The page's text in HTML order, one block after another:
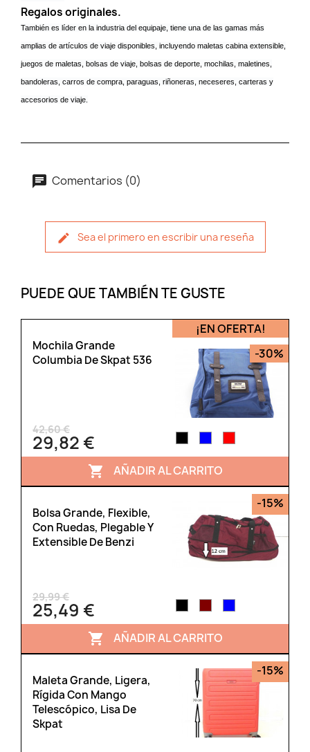
Regalos originales.
También es líder en la industria del equipaje, tiene una de las gamas más
amplias de artículos de viaje disponibles, incluyendo maletas cabina extensible,
juegos de maletas, bolsas de viaje, bolsas de deporte, mochilas, maletines,
bandoleras, carros de compra, paraguas, riñoneras, neceseres, carteras y
accesorios de viaje.
Comentarios (0)
Sea el primero en escribir una reseña
PUEDE QUE TAMBIÉN TE GUSTE
Mochila Grande
Columbia De Skpat 536
42,60 €
29,82 €
¡EN OFERTA!
-30%
 AÑADIR AL CARRITO
Bolsa Grande, Flexible,
Con Ruedas, Plegable Y
Extensible De Benzi
29,99 €
25,49 €
-15%
 AÑADIR AL CARRITO
Maleta Grande, Ligera,
Rígida Con Mango
Telescópico, Lisa De
Skpat
-15%